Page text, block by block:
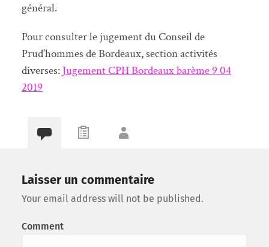
général.
Pour consulter le jugement du Conseil de
Prud’hommes de Bordeaux, section activités
diverses: Jugement CPH Bordeaux barème 9 04
2019
Laisser un commentaire
Your email address will not be published.
Comment